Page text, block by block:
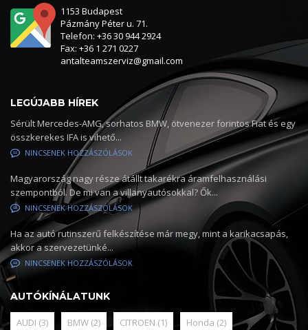
1153 Budapest
Pázmány Péter u. 71.
Telefon: +36 30 944 2924
Fax: +36 1 271 0227
antalteamszerviz@gmail.com
LEGÚJABB HÍREK
Sérült Mercedes-AMG, sorhatos BMW, ötvenezer forintos Fiat és egy
összkerekes IFA is vihető...
NINCSENEK HOZZÁSZÓLÁSOK
Magyarország nagy része átállt takarékra áramfelhasználási
szempontból. De mi van a villanyautósokkal? Ők...
NINCSENEK HOZZÁSZÓLÁSOK
Ha az autó rutinszerű felkészítése már megy, mint a karikacsapás,
akkor a szervezetünké...
NINCSENEK HOZZÁSZÓLÁSOK
AUTÓKÍNÁLATUNK
AUDI (3) BMW (2) CITROEN (1) Honda (2)